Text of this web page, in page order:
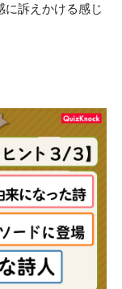
に訴えかける感じ